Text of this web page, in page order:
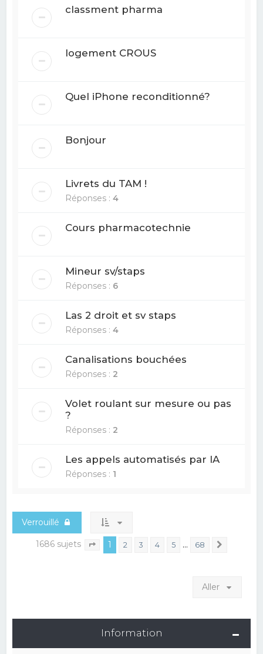
classment pharma
logement CROUS
Quel iPhone reconditionné?
Bonjour
Livrets du TAM !
Réponses :4
Cours pharmacotechnie
Mineur sv/staps
Réponses : 6
Las 2 droit et sv staps
Réponses :4
Canalisations bouchées
Réponses : 2
Volet roulant sur mesure ou pas
?
Réponses : 2
Les appels automatisés par IA
Réponses : 1
Verrouillé
1686 sujets Page sur 68
1 2 3 4 5 … 68
Aller
Information